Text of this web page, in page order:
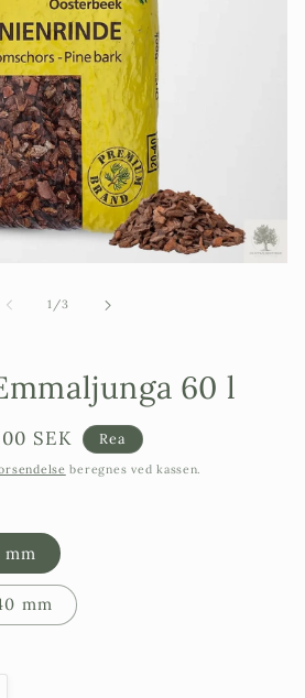
1 /af
3
60 l
SEK Rea
beregnes ved kassen.
mm
mm